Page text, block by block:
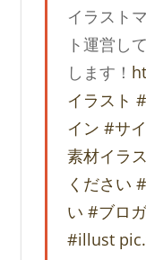
イラスト
ト運営し
します！
イラスト
イン #サ
素材イラ
ください
い #ブロ
#illust